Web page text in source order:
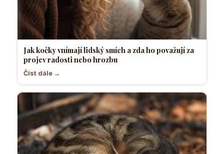
Jak kočky vnímají lidský smích a zda ho považují za
projev radosti nebo hrozbu
Číst dále →